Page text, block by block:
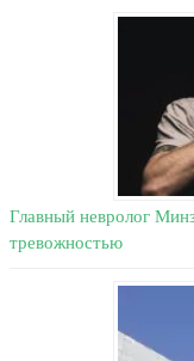
Главный невролог
тревожностью